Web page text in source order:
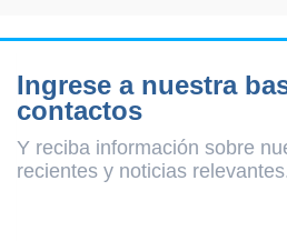
Ingrese a nuestra
contactos
Y reciba información sobre
recientes y noticias